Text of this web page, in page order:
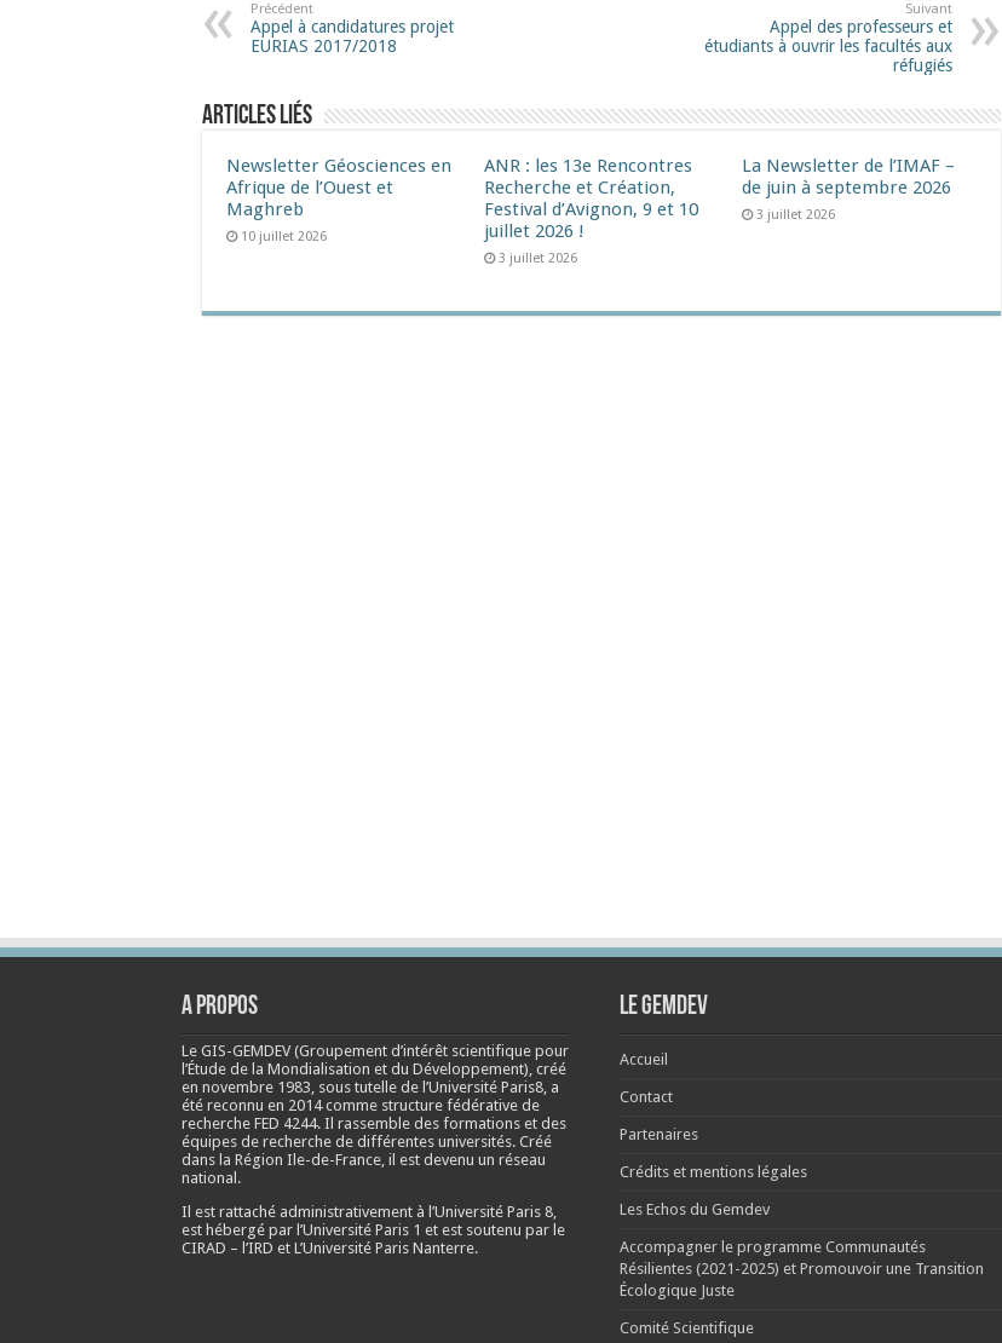
Précédent
Appel à candidatures projet
EURIAS 2017/2018
Suivant
Appel des professeurs et
étudiants à ouvrir les facultés aux
réfugiés
Articles liés
Newsletter Géosciences en
Afrique de l’Ouest et
Maghreb
10 juillet 2026
ANR : les 13e Rencontres
Recherche et Création,
Festival d’Avignon, 9 et 10
juillet 2026 !
3 juillet 2026
La Newsletter de l’IMAF –
de juin à septembre 2026
3 juillet 2026
A propos
Le GIS-GEMDEV (Groupement d’intérêt scientifique pour
l’Étude de la Mondialisation et du Développement), créé
en novembre 1983, sous tutelle de l’Université Paris8, a
été reconnu en 2014 comme structure fédérative de
recherche FED 4244. Il rassemble des formations et des
équipes de recherche de différentes universités. Créé
dans la Région Ile-de-France, il est devenu un réseau
national.
Il est rattaché administrativement à l’Université Paris 8,
est hébergé par l’Université Paris 1 et est soutenu par le
CIRAD – l’IRD et L’Université Paris Nanterre.
Le Gemdev
Accueil
Contact
Partenaires
Crédits et mentions légales
Les Echos du Gemdev
Accompagner le programme Communautés
Résilientes (2021-2025) et Promouvoir une Transition
Écologique Juste
Comité Scientifique